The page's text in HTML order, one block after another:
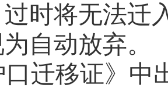
时将无法迁
自动放弃。
口迁移证》